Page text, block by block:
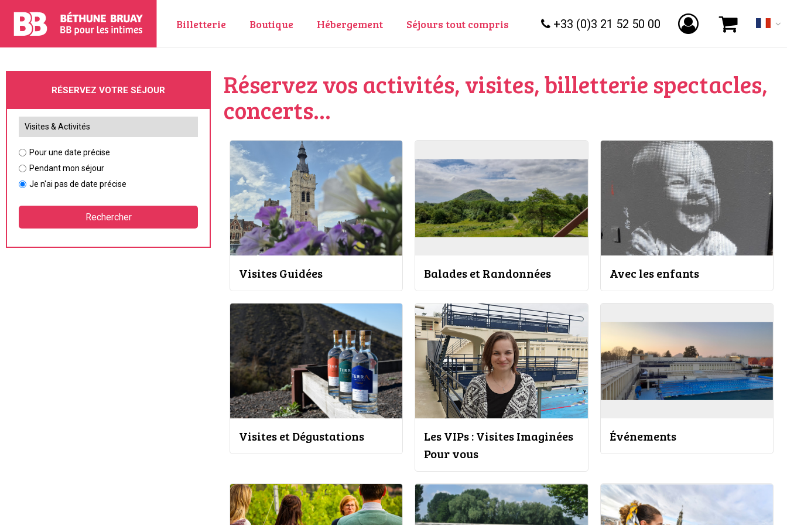
Billetterie Boutique Hébergement Séjours tout compris +33 (0)3 21 52 50 00
RÉSERVEZ VOTRE SÉJOUR
Pour une date précise
Pendant mon séjour
Je n'ai pas de date précise
Réservez vos activités, visites, billetterie spectacles,
concerts...
Visites Guidées Balades et Randonnées Avec les enfants
Visites et Dégustations
Les VIPs : Visites Imaginées
Pour vous
Événements